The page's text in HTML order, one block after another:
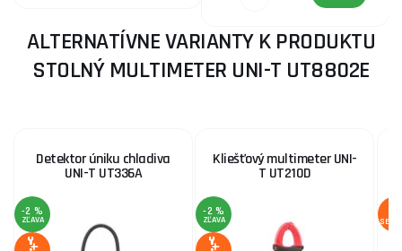
ALTERNATÍVNE VARIANTY K PRODUKTU
STOLNÝ MULTIMETER UNI-T UT8802E
Detektor úniku chladiva
UNI-T UT336A
-2 %
ZĽAVA
Kliešťový multimeter UNI-
T UT210D
-2 %
ZĽAVA